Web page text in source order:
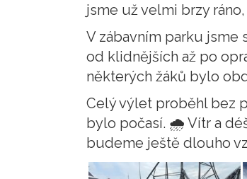
jsme už velmi brzy
V zábavním parku jsme
od klidnějších až po
některých žáků bylo
Celý výlet proběhl bez
bylo počasí. 🌧 Vítr a
budeme ještě dlouho